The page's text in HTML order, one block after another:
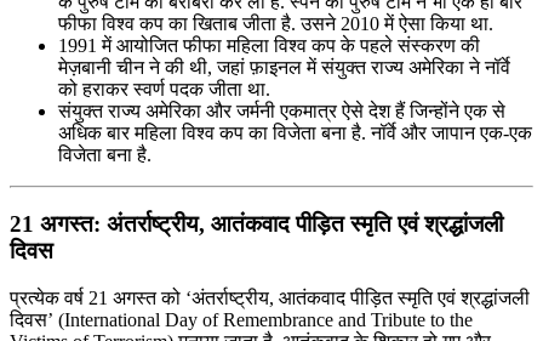
फीफा विश्व कप का खिताब जीता है. उसने 2010 में ऐसा किया था.
1991 में आयोजित फीफा महिला विश्व कप के पहले संस्करण की
मेज़बानी चीन ने की थी, जहां फ़ाइनल में संयुक्त राज्य अमेरिका ने नॉर्वे
को हराकर स्वर्ण पदक जीता था.
संयुक्त राज्य अमेरिका और जर्मनी एकमात्र ऐसे देश हैं जिन्होंने एक से
अधिक बार महिला विश्व कप का विजेता बना है. नॉर्वे और जापान एक-एक
विजेता बना है.
21 अगस्त: अंतर्राष्ट्रीय, आतंकवाद पीड़ित स्मृति एवं श्रद्धांजली
दिवस
प्रत्येक वर्ष 21 अगस्त को ‘अंतर्राष्ट्रीय, आतंकवाद पीड़ित स्मृति एवं श्रद्धांजली
दिवस’ (International Day of Remembrance and Tribute to the